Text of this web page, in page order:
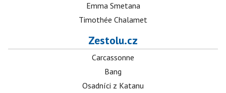
Emma Smetana
Timothée Chalamet
Zestolu.cz
Carcassonne
Bang
Osadníci z Katanu